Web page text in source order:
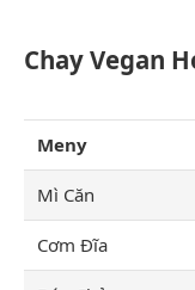
Chay Vegan
Meny
Mì Căn
Cơm Đĩa